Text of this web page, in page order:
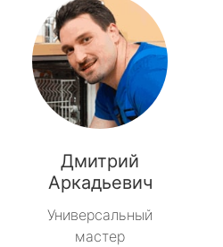
Дмитрий
Аркадьевич
Универсальный
мастер